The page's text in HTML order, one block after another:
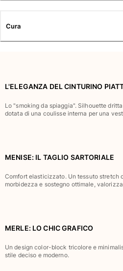
Vedi tutti i Bambino
Pantalocini mare
Classico
Classico stretch
Rashguard
Vedi tutti i Costumi da bagno
Cura
L'ELEGANZA DEL CINTURINO
Lo "smoking da spiaggia". Silhouette
dotata di una coulisse interna per una
MENISE: IL TAGLIO SARTORIALE
Comfort elasticizzato. Un tessuto stretch
morbidezza e sostegno ottimale,
MERLE: LO CHIC GRAFICO
Un design color-block tricolore e
stile deciso e moderno.